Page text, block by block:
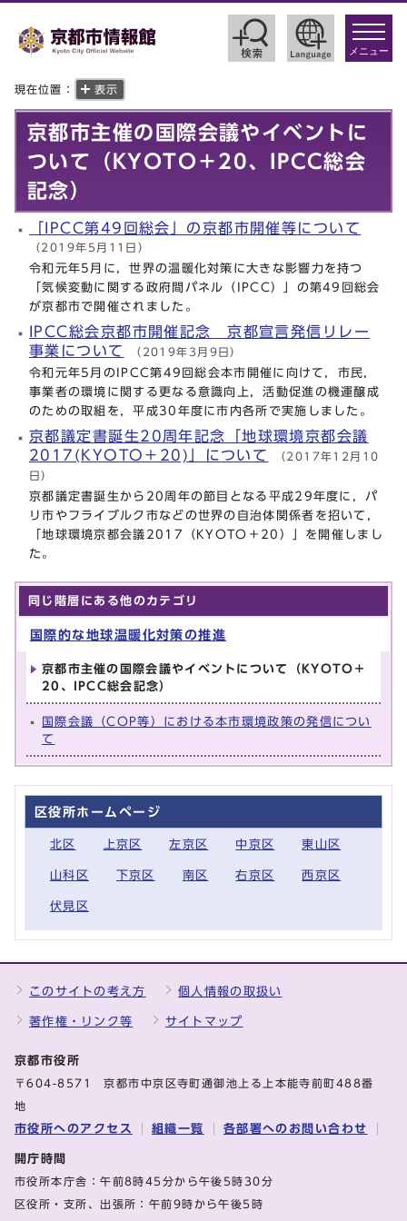
toggle
メニュー
現在位置： 表示
京都市主催の国際会議やイベントに
ついて（KYOTO＋20、IPCC総会
記念）
「IPCC第49回総会」の京都市開催等について
（2019年5月11日）
令和元年5月に，世界の温暖化対策に大きな影響力を持つ
「気候変動に関する政府間パネル（IPCC）」の第49回総会
が京都市で開催されました。
IPCC総会京都市開催記念 京都宣言発信リレー
事業について
（2019年3月9日）
令和元年5月のIPCC第49回総会本市開催に向けて，市民，
事業者の環境に関する更なる意識向上，活動促進の機運醸成
のための取組を，平成30年度に市内各所で実施しました。
京都議定書誕生20周年記念「地球環境京都会議
2017(KYOTO＋20)」について
（2017年12月10
日）
京都議定書誕生から20周年の節目となる平成29年度に，パ
リ市やフライブルク市などの世界の自治体関係者を招いて，
「地球環境京都会議2017（KYOTO＋20）」を開催しまし
た。
同じ階層にある他のカテゴリ
国際的な地球温暖化対策の推進
京都市主催の国際会議やイベントについて（KYOTO＋
20、IPCC総会記念）
国際会議（COP等）における本市環境政策の発信につい
て
区役所ホームページ
北区 上京区 左京区 中京区 東山区
山科区 下京区 南区 右京区 西京区
伏見区
このサイトの考え方 個人情報の取扱い
著作権・リンク等 サイトマップ
京都市役所
〒604-8571 京都市中京区寺町通御池上る上本能寺前町488番
地
市役所へのアクセス 組織一覧 各部署へのお問い合わせ
開庁時間
市役所本庁舎：午前8時45分から午後5時30分
区役所・支所、出張所：午前9時から午後5時